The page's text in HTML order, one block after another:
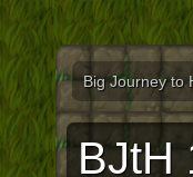
Big Journey to
BJtH